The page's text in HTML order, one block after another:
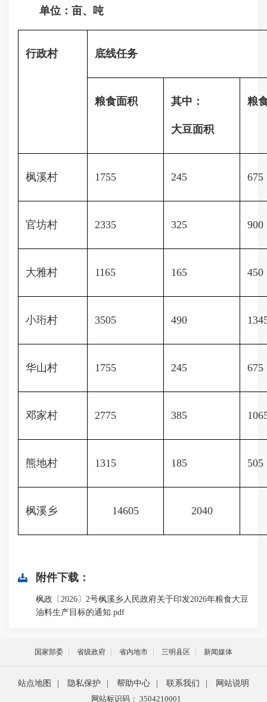
单位：亩、吨
行政村 底线任务
粮食面积 其中：
大豆面积
粮
枫溪村 1755 245 675
官坊村 2335 325 900
大雅村 1165 165 450
小珩村 3505 490
华山村 1755 245 675
邓家村 2775 385
熊地村 1315 185 505
枫溪乡 14605 2040
附件下载：
枫政〔2026〕2号枫溪乡人民政府关于印发2026年粮食大豆
油料生产目标的通知.pdf
国家部委 省级政府 省内地市 三明县区 新闻媒体
站点地图 隐私保护 帮助中心 联系我们
网站说明
网站标识码： 3504210001